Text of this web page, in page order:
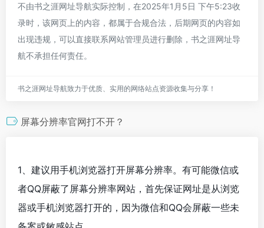
不由书之涯网址导航实际控制，在2025年1月5日 下午5:23收
录时，该网页上的内容，都属于合规合法，后期网页的内容如
出现违规，可以直接联系网站管理员进行删除，书之涯网址导
航不承担任何责任。
书之涯网址导航致力于优质、实用的网络站点资源收集与分享！
屏幕分辨率官网打不开？
1、建议用手机浏览器打开屏幕分辨率。有可能微信或
者QQ屏蔽了屏幕分辨率网站，首先保证网址是从浏览
器或手机浏览器打开的，因为微信和QQ会屏蔽一些未